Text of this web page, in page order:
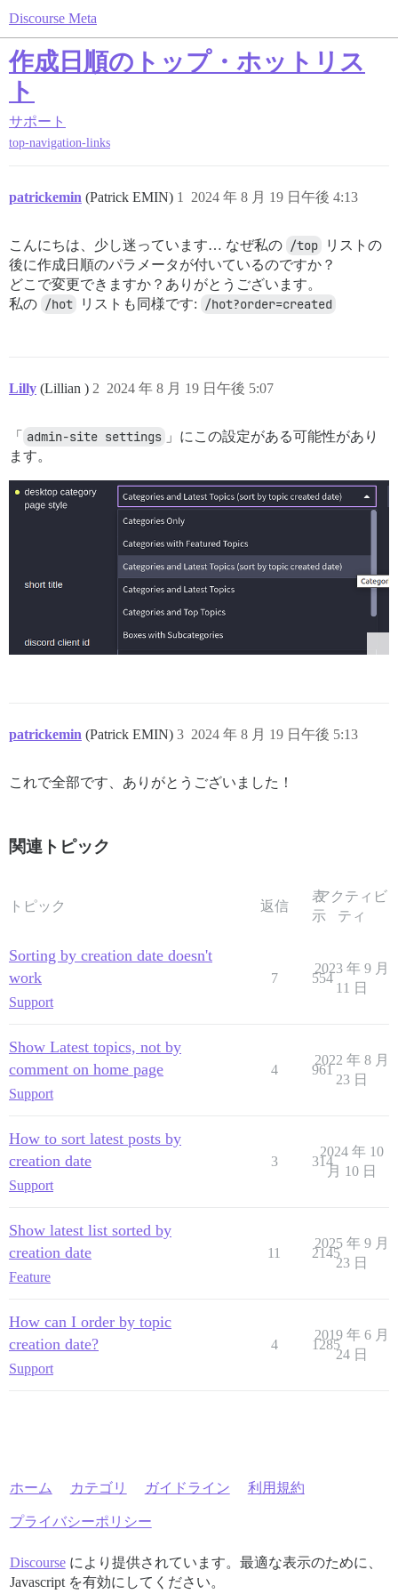
Discourse Meta
作成日順のトップ・ホットリス
ト
サポート
top-navigation-links
patrickemin (Patrick EMIN) 2024 年 8 月 19 日午後 4:13
1
こんにちは、少し迷っています… なぜ私の /top
リストの
後に作成日順のパラメータが付いているのですか？
どこで変更できますか？ありがとうございます。
私の /hot リストも同様です: /hot?order=created
Lilly (Lillian ) 2024 年 8 月 19 日午後 5:07
2
「 admin-site settings 」にこの設定がある可能性があり
ます。
patrickemin (Patrick EMIN) 2024 年 8 月 19 日午後 5:13
3
これで全部です、ありがとうございました！
関連トピック
トピック 返信
表
示
アクティビ
ティ
Sorting by creation date doesn't
work
Support
7 554
2023 年 9 月
11 日
Show Latest topics, not by
comment on home page
Support
4 961
2022 年 8 月
23 日
How to sort latest posts by
creation date
Support
3 314
2024 年 10
月 10 日
Show latest list sorted by
creation date
Feature
11 2145
2025 年 9 月
23 日
How can I order by topic
creation date?
Support
4 1285
2019 年 6 月
24 日
ホーム カテゴリ ガイドライン 利用規約
プライバシーポリシー
Discourseにより提供されています。最適な表示のために、
Javascript を有効にしてください。